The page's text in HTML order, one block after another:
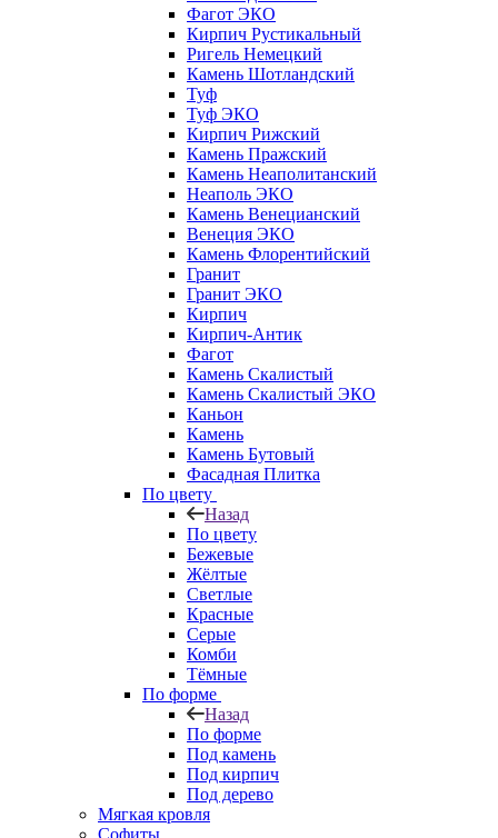
Фагот ЭКО
Кирпич Рустикальный
Ригель Немецкий
Камень Шотландский
Туф
Туф ЭКО
Кирпич Рижский
Камень Пражский
Камень Неаполитанский
Неаполь ЭКО
Камень Венецианский
Венеция ЭКО
Камень Флорентийский
Гранит
Гранит ЭКО
Кирпич
Кирпич-Антик
Фагот
Камень Скалистый
Камень Скалистый ЭКО
Каньон
Камень
Камень Бутовый
Фасадная Плитка
По цвету
Назад
По цвету
Бежевые
Жёлтые
Светлые
Красные
Серые
Комби
Тёмные
По форме
Назад
По форме
Под камень
Под кирпич
Под дерево
Мягкая кровля
Софиты